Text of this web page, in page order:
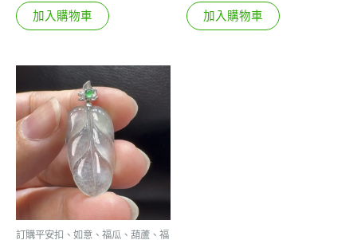
加入購物車 加入購物車
訂購平安扣、如意、福瓜、葫蘆、福